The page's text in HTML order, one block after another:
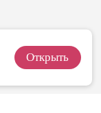
Открыть